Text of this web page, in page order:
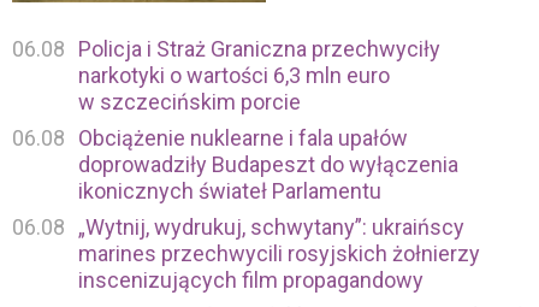
06.08
Policja i Straż Graniczna przechwyciły
narkotyki o wartości 6,3 mln euro
w szczecińskim porcie
06.08
Obciążenie nuklearne i fala upałów
doprowadziły Budapeszt do wyłączenia
ikonicznych świateł Parlamentu
06.08
„Wytnij, wydrukuj, schwytany”: ukraińscy
marines przechwycili rosyjskich żołnierzy
inscenizujących film propagandowy